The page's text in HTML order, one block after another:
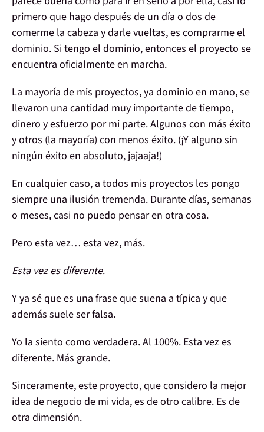
primero que hago después de un día o dos de
comerme la cabeza y darle vueltas, es comprarme el
dominio. Si tengo el dominio, entonces el proyecto se
encuentra oficialmente en marcha.
La mayoría de mis proyectos, ya dominio en mano, se
llevaron una cantidad muy importante detiempo,
dinero y esfuerzo por mi parte. Algunos con más éxito
y otros (la mayoría) con menos éxito. (¡Y alguno sin
ningún éxito en absoluto, jajaaja!)
En cualquier caso, a todos mis proyectos les pongo
siempre una ilusión tremenda. Durante días, semanas
o meses, casi no puedo pensar en otra cosa.
Pero esta vez… esta vez, más.
Esta vez es diferente.
Y ya sé que es una frase que suena a típica y que
además suele ser falsa.
Yo la siento como verdadera. Al 100%. Esta vez es
diferente. Más grande.
Sinceramente, este proyecto, que considero la mejor
idea de negocio de mi vida, es de otro calibre. Es de
otra dimensión.